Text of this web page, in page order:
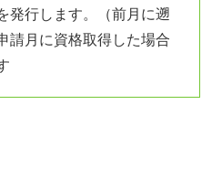
発行します。（前月に遡
請月に資格取得した場合